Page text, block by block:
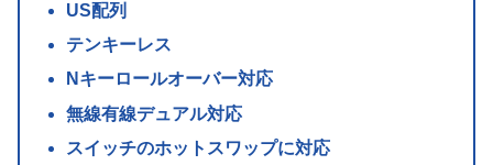
US配列
テンキーレス
Nキーロールオーバー対応
無線有線デュアル対応
スイッチのホットスワップに対応